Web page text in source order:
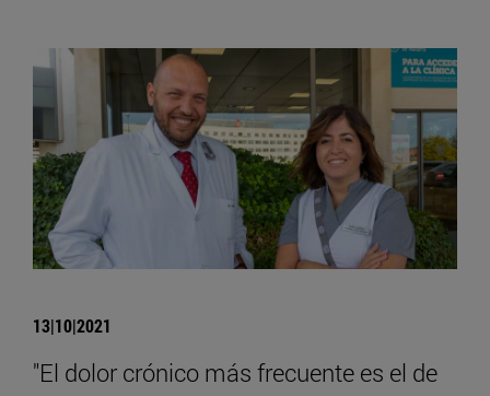
13|10|2021
"El dolor crónico más frecuente es el de